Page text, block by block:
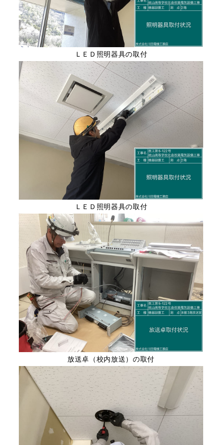
ＬＥＤ照明器具の取付
ＬＥＤ照明器具の取付
放送卓（校内放送）の取付